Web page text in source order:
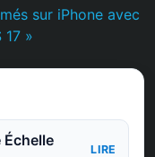
sur iPhone avec
17 »
Échelle
LIRE